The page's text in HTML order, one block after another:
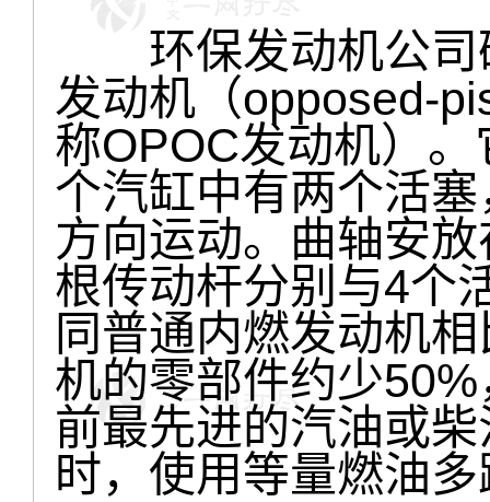
环保发动机公司
发动机（opposed-
称OPOC发动机）
个汽缸中有两个活
方向运动。曲轴安
根传动杆分别与4个
同普通内燃发动机
机的零部件约少
前最先进的汽油或
时，使用等量燃油